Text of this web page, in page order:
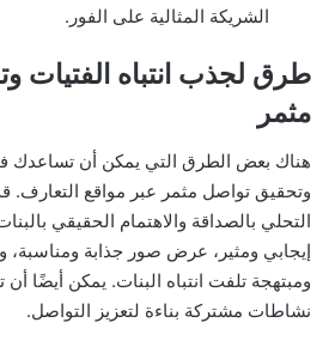
الشريكة المثالية على الفور.
طرق لجذب انتباه الفتيات
مثمر
هناك بعض الطرق التي يمكن أن تساعدك
وتحقيق تواصل مثمر عبر مواقع
التحلي بالصداقة والاهتمام الحقيقي
إيجابي ومثير، عرض صور جذابة ومناسبة،
ومبتهجة تلفت انتباه البنات. يمكن أيضًا أن
نشاطات مشتركة بناءة لتعزيز التواصل.